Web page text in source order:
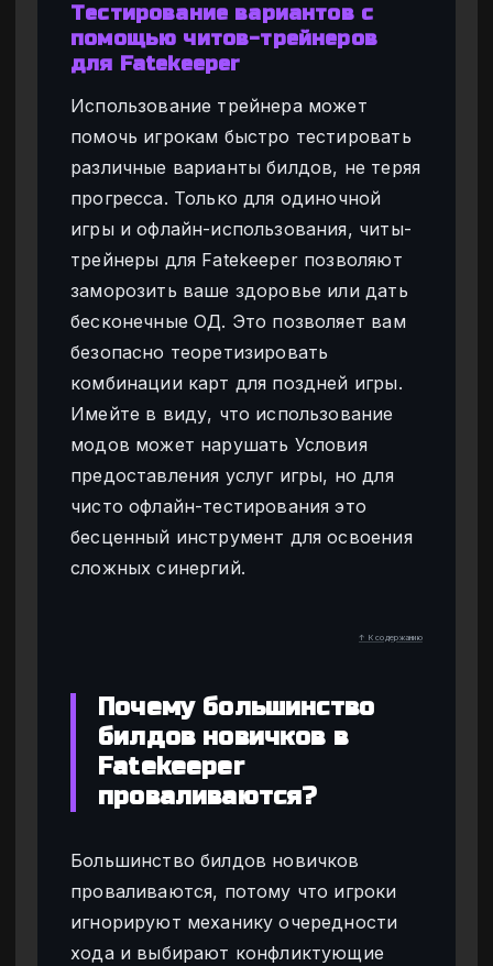
Тестирование вариантов с
помощью читов-трейнеров
для Fatekeeper
Использование трейнера может
помочь игрокам быстро тестировать
различные варианты билдов, не теряя
прогресса. Только для одиночной
игры и офлайн-использования, читы-
трейнеры для Fatekeeper позволяют
заморозить ваше здоровье или дать
бесконечные ОД. Это позволяет вам
безопасно теоретизировать
комбинации карт для поздней игры.
Имейте в виду, что использование
модов может нарушать Условия
предоставления услуг игры, но для
чисто офлайн-тестирования это
бесценный инструмент для освоения
сложных синергий.
↑ К содержанию
Почему большинство
билдов новичков в
Fatekeeper
проваливаются?
Большинство билдов новичков
проваливаются, потому что игроки
игнорируют механику очередности
хода и выбирают конфликтующие